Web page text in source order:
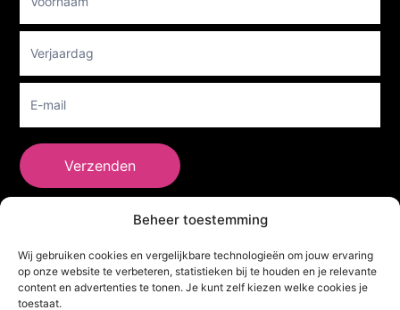
Beheer toestemming
Wij gebruiken cookies en vergelijkbare technologieën om jouw ervaring
op onze website te verbeteren, statistieken bij te houden en je relevante
content en advertenties te tonen. Je kunt zelf kiezen welke cookies je
toestaat.
Newsletter
Verzenden